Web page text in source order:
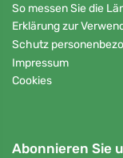
So messen Sie die
Erklärung zur
Schutz
Impressum
Cookies
Abonnieren Sie